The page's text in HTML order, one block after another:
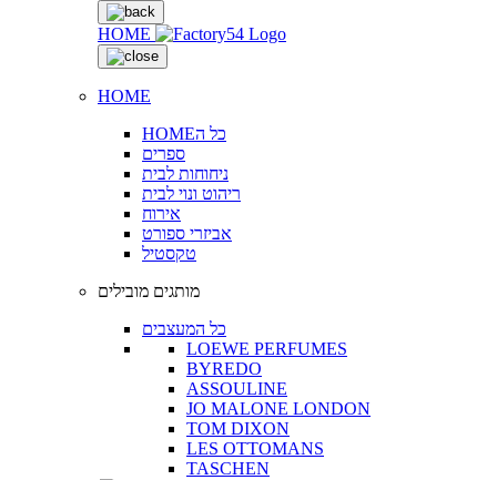
HOME
HOME
HOMEכל ה
ספרים
ניחוחות לבית
ריהוט ונוי לבית
אירוח
אביזרי ספורט
טקסטיל
מותגים מובילים
כל המעצבים
LOEWE PERFUMES
BYREDO
ASSOULINE
JO MALONE LONDON
TOM DIXON
LES OTTOMANS
TASCHEN